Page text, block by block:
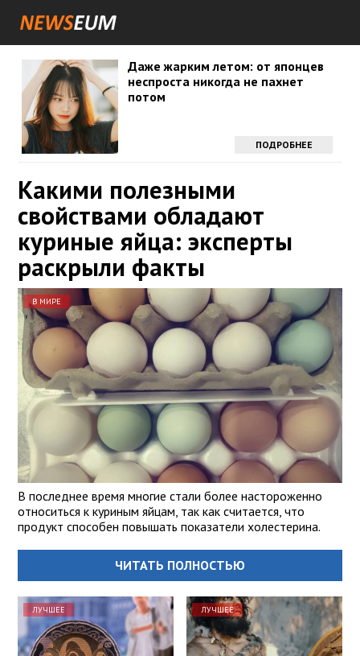
Даже жарким летом: от японцев
неспроста никогда не пахнет
потом
ПОДРОБНЕЕ
Какими полезными
свойствами обладают
куриные яйца: эксперты
раскрыли факты
В МИРЕ
В последнее время многие стали более настороженно
относиться к куриным яйцам, так как считается, что
продукт способен повышать показатели холестерина.
ЧИТАТЬ ПОЛНОСТЬЮ
ЛУЧШЕЕ ЛУЧШЕЕ